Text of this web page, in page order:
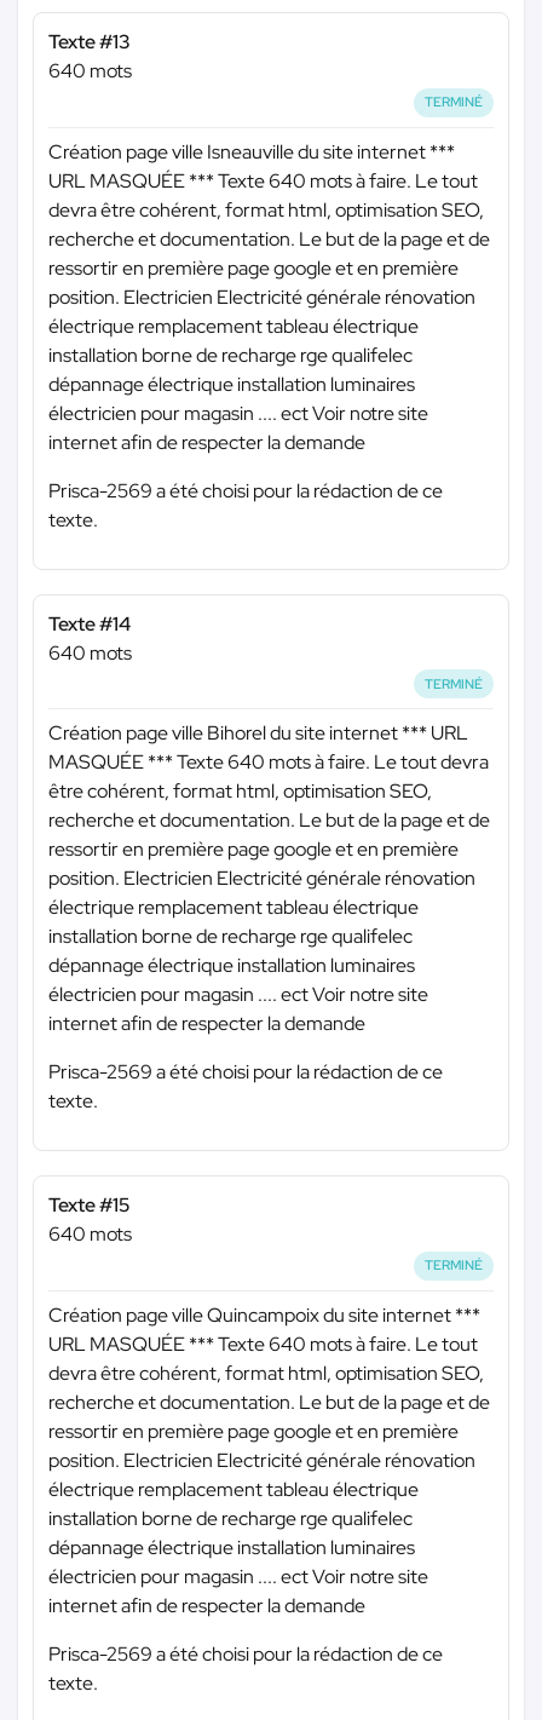
Texte #13
640 mots
TERMINÉ
Création page ville Isneauville du site internet***
URL MASQUÉE ***Texte 640 mots à faire. Le tout
devra être cohérent, format html, optimisation SEO,
recherche et documentation. Le but de la page et de
ressortir en première page google et en première
position. Electricien Electricité générale rénovation
électrique remplacement tableau électrique
installation borne de recharge rge qualifelec
dépannage électrique installation luminaires
électricien pour magasin .... ect Voir notre site
internet afin de respecter la demande
Prisca-2569 a été choisi pour la rédaction de ce
texte.
Texte #14
640 mots
TERMINÉ
Création page ville Bihorel du site internet*** URL
MASQUÉE ***Texte 640 mots à faire. Le tout devra
être cohérent, format html, optimisation SEO,
recherche et documentation. Le but de la page et de
ressortir en première page google et en première
position. Electricien Electricité générale rénovation
électrique remplacement tableau électrique
installation borne de recharge rge qualifelec
dépannage électrique installation luminaires
électricien pour magasin .... ect Voir notre site
internet afin de respecter la demande
Prisca-2569 a été choisi pour la rédaction de ce
texte.
Texte #15
640 mots
TERMINÉ
Création page ville Quincampoix du site internet***
URL MASQUÉE ***Texte 640 mots à faire. Le tout
devra être cohérent, format html, optimisation SEO,
recherche et documentation. Le but de la page et de
ressortir en première page google et en première
position. Electricien Electricité générale rénovation
électrique remplacement tableau électrique
installation borne de recharge rge qualifelec
dépannage électrique installation luminaires
électricien pour magasin .... ect Voir notre site
internet afin de respecter la demande
Prisca-2569 a été choisi pour la rédaction de ce
texte.